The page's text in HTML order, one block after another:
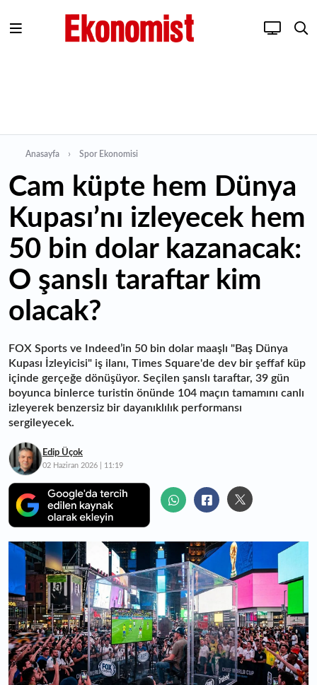
Anasayfa Spor Ekonomisi
Cam küpte hem Dünya
Kupası’nı izleyecek hem
50 bin dolar kazanacak:
O şanslı taraftar kim
olacak?
FOX Sports ve Indeed’in 50 bin dolar maaşlı "Baş Dünya
Kupası İzleyicisi" iş ilanı, Times Square'de dev bir şeffaf küp
içinde gerçeğe dönüşüyor. Seçilen şanslı taraftar, 39 gün
boyunca binlerce turistin önünde 104 maçın tamamını canlı
izleyerek benzersiz bir dayanıklılık performansı
sergileyecek.
Edip Üçok
02 Haziran 2026 | 11:19